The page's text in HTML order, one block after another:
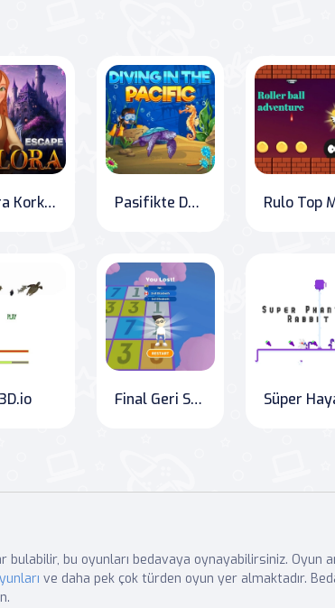
Delora Korkunç Kaçış - Gizemler Macerası Pasifikte Dalış
Final Geri Sayım
bu oyunları bedavaya oynayabilirsiniz. Oyun
ve daha pek çok türden oyun yer almaktadır.